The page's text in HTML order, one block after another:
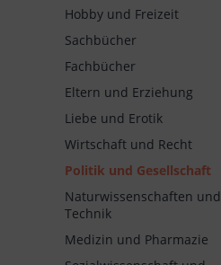
Hobby und Freizeit
Sachbücher
Fachbücher
Eltern und Erziehung
Liebe und Erotik
Wirtschaft und Recht
Politik und Gesellschaft
Naturwissenschaften und
Technik
Medizin und Pharmazie